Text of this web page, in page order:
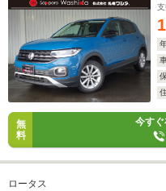
無
料
今す
ロータス